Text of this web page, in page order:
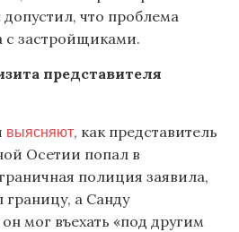
что проблема
с застройщиками.
представителя
выясняют, как представитель
Осетии попал в
полиция заявила,
границу, а Санду
мог въехать «под другим